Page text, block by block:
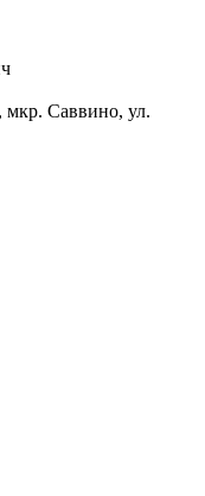
мкр. Саввино, ул.